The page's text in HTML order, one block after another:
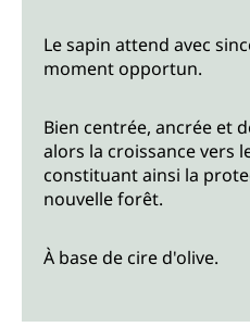
Le sapin attend avec
moment opportun.
Bien centrée, ancrée et
alors la croissance vers
constituant ainsi la
nouvelle forêt.
À base de cire d'olive.